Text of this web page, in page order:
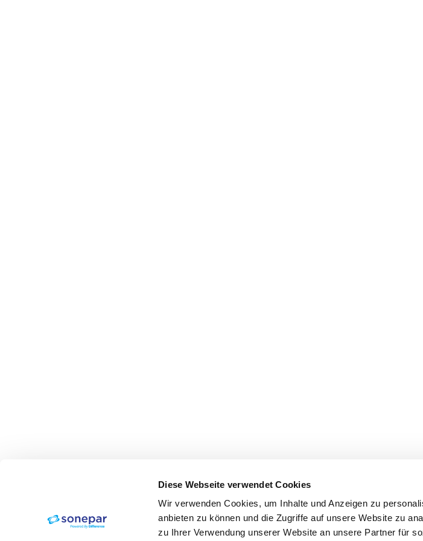
Diese Webseite verwendet Cookies
Wir verwenden Cookies, um Inhalte und Anzeigen zu
anbieten zu können und die Zugriffe auf unsere Website zu
zu Ihrer Verwendung unserer Website an unsere Partner für